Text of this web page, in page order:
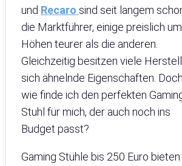
und Recaro sind seit langem
die Marktführer, einige preislich um
Höhen teurer als die anderen.
Gleichzeitig besitzen viele
sich ähnelnde Eigenschaften. Doch
wie finde ich den perfekten
Stuhl für mich, der auch noch ins
Budget passt?
Gaming Stühle bis 250 Euro bieten